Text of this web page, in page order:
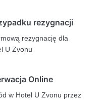
rezygnacji
rezygnację dla
U Zvonu
Online
w Hotel U Zvonu przez